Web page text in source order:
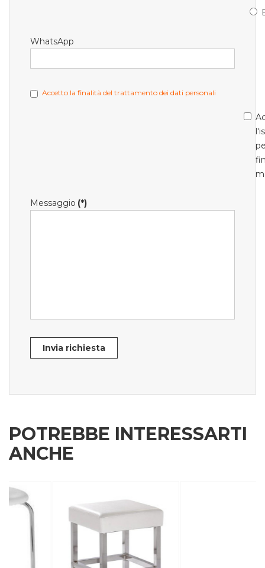
WhatsApp
Accetto la finalità del trattamento dei dati personali
Messaggio (*)
Invia richiesta
POTREBBE INTERESSARTI
ANCHE